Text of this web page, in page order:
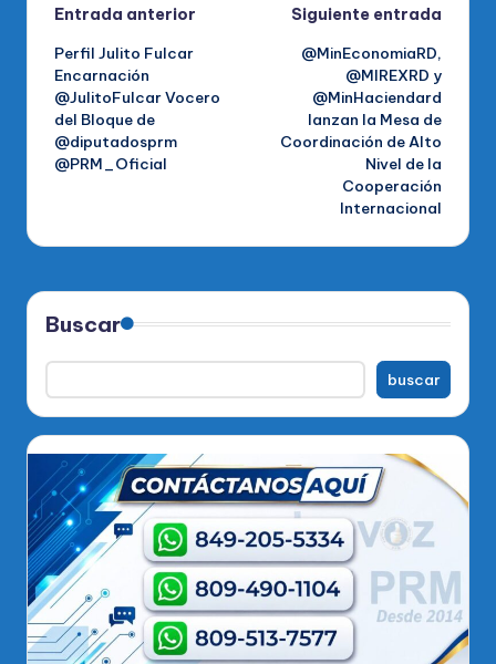
Navegación
de
entradas
Entrada anterior
Perfil Julito Fulcar
Encarnación
@JulitoFulcar Vocero
del Bloque de
@diputadosprm
@PRM_Oficial
Siguiente entrada
@MinEconomiaRD,
@MIREXRD y
@MinHaciendard
lanzan la Mesa de
Coordinación de Alto
Nivel de la
Cooperación
Internacional
Buscar
buscar